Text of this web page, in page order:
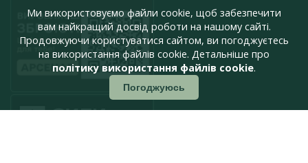
Ми використовуємо файли cookie, щоб забезпечити
вам найкращий досвід роботи на нашому сайті.
Продовжуючи користуватися сайтом, ви погоджуєтесь
на використання файлів cookie. Детальніше про
політику використання файлів cookie.
Погоджуюсь